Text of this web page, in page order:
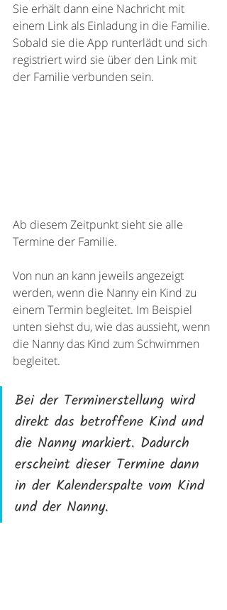
Sie erhält dann eine Nachricht mit
einem Link als Einladung in die Familie.
Sobald sie die App runterlädt und sich
registriert wird sie über den Link mit
der Familie verbunden sein.
Ab diesem Zeitpunkt sieht sie alle
Termine der Familie.
Von nun an kann jeweils angezeigt
werden, wenn die Nanny ein Kind zu
einem Termin begleitet. Im Beispiel
unten siehst du, wie das aussieht, wenn
die Nanny das Kind zum Schwimmen
begleitet.
Bei der Terminerstellung wird
direkt das betroffene Kind und
die Nanny markiert. Dadurch
erscheint dieser Termine dann
in der Kalenderspalte vom Kind
und der Nanny.